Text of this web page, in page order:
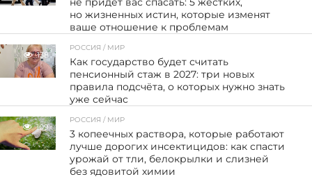
но жизненных истин, которые изменят
ваше отношение к проблемам
138
РОССИЯ / МИР
Как государство будет считать
пенсионный стаж в 2027: три новых
правила подсчёта, о которых нужно знать
уже сейчас
109
РОССИЯ / МИР
3 копеечных раствора, которые работают
лучше дорогих инсектицидов: как спасти
урожай от тли, белокрылки и слизней
без ядовитой химии